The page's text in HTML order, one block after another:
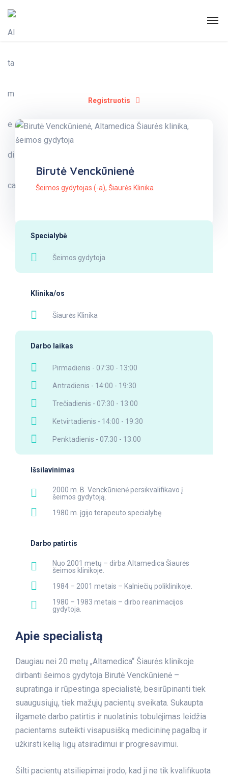
Registruotis
Birutė Venckūnienė
Šeimos gydytojas (-a), Šiaurės Klinika
Specialybė
Šeimos gydytoja
Klinika/os
Šiaurės Klinika
Darbo laikas
Pirmadienis - 07:30 - 13:00
Antradienis - 14:00 - 19:30
Trečiadienis - 07:30 - 13:00
Ketvirtadienis - 14:00 - 19:30
Penktadienis - 07:30 - 13:00
Išsilavinimas
2000 m. B. Venckūnienė persikvalifikavo į
šeimos gydytoją.
1980 m. įgijo terapeuto specialybę.
Darbo patirtis
Nuo 2001 metų – dirba Altamedica Šiaurės
šeimos klinikoje.
1984 – 2001 metais – Kalniečių poliklinikoje.
1980 – 1983 metais – dirbo reanimacijos
gydytoja.
Apie specialistą
Daugiau nei 20 metų „Altamedica“ Šiaurės klinikoje
dirbanti šeimos gydytoja Birutė Venckūnienė –
supratinga ir rūpestinga specialistė, besirūpinanti tiek
suaugusiųjų, tiek mažųjų pacientų sveikata. Sukaupta
ilgametė darbo patirtis ir nuolatinis tobulėjimas leidžia
pacientams suteikti visapusišką medicininę pagalbą ir
užkirsti kelią ligų atsiradimui ir progresavimui.
Šilti pacientų atsiliepimai įrodo, kad ji ne tik kvalifikuota